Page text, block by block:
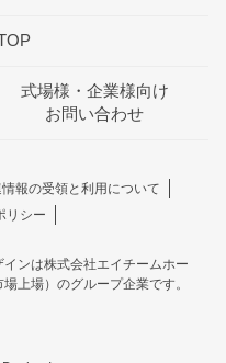
式場様・企業様向け
お問い合わせ
報の受領と利用について
リシー
ンは株式会社エイチームホー
上場）のグループ企業です。